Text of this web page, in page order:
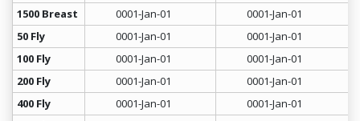
1500 Breast
0001-Jan-01
0001-Jan-01
50 Fly
0001-Jan-01
0001-Jan-01
100 Fly
0001-Jan-01
0001-Jan-01
200 Fly
0001-Jan-01
0001-Jan-01
400 Fly
0001-Jan-01
0001-Jan-01